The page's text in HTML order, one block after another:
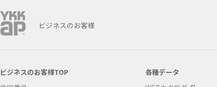
ビジネスのお客様
ビジネスのお客様TOP
各種データ